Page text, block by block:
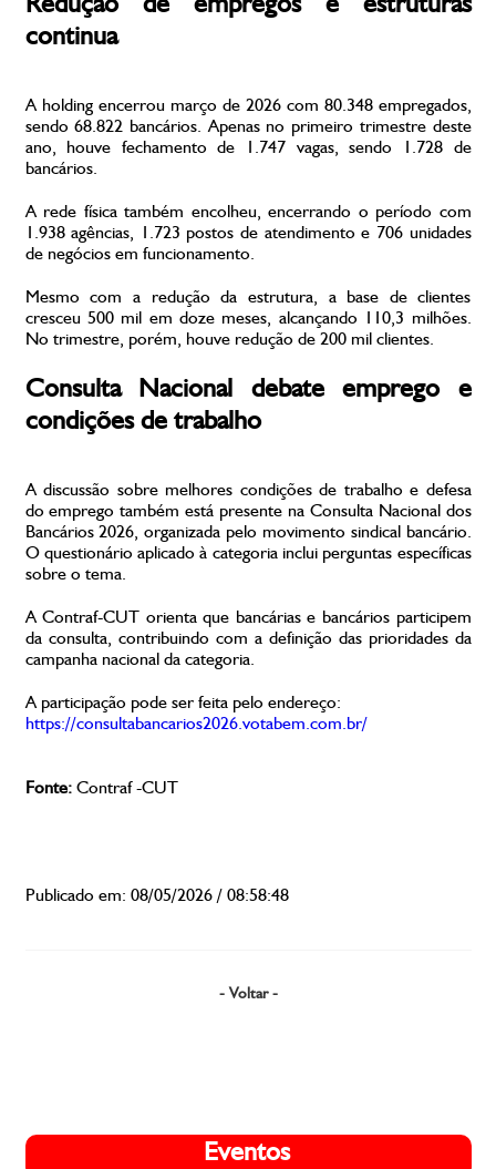
continua
A holding encerrou março de 2026 com 80.348 empregados,
sendo 68.822 bancários. Apenas no primeiro trimestre deste
ano, houve fechamento de 1.747 vagas, sendo 1.728 de
bancários.
A rede física também encolheu, encerrando o período com
1.938 agências, 1.723 postos de atendimento e 706 unidades
de negócios em funcionamento.
Mesmo com a redução da estrutura, a base de clientes
cresceu 500 mil em doze meses, alcançando 110,3 milhões.
No trimestre, porém, houve redução de 200 mil clientes.
Consulta Nacional debate emprego e
condições de trabalho
A discussão sobre melhores condições de trabalho e defesa
do emprego também está presente na Consulta Nacional dos
Bancários 2026, organizada pelo movimento sindical bancário.
O questionário aplicado à categoria inclui perguntas específicas
sobre o tema.
A Contraf-CUT orienta que bancárias e bancários participem
da consulta, contribuindo com a definição das prioridades da
campanha nacional da categoria.
A participação pode ser feita pelo endereço:
https://consultabancarios2026.votabem.com.br/
Fonte:Contraf -CUT
Publicado em: 08/05/2026 / 08:58:48
- Voltar -
Eventos